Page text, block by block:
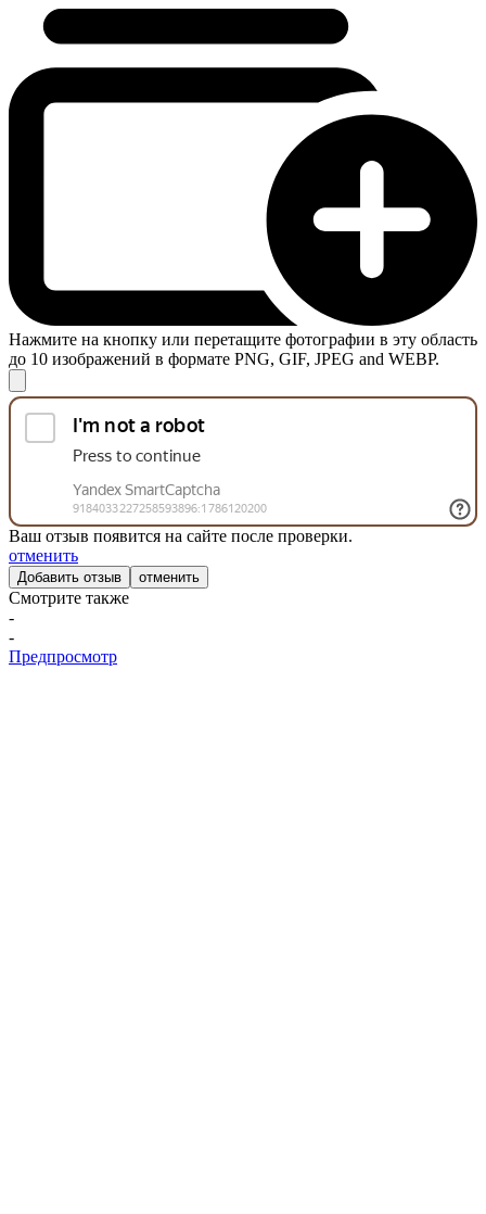
Нажмите на кнопку или перетащите фотографии в эту область
до 10 изображений в формате PNG, GIF, JPEG and WEBP.
Ваш отзыв появится на сайте после проверки.
отменить
отменить
Смотрите также
-
-
Предпросмотр